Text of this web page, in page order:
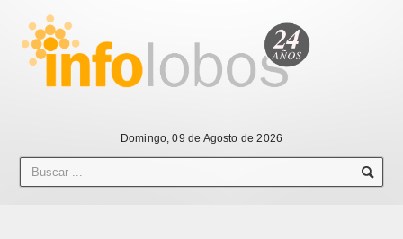
Domingo, 09 de Agosto de 2026